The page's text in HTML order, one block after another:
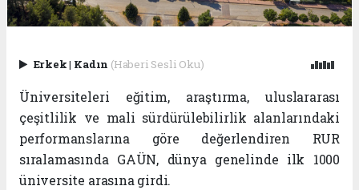
Erkek| Kadın (Haberi Sesli Oku)
Üniversiteleri eğitim, araştırma, uluslararası
çeşitlilik ve mali sürdürülebilirlik alanlarındaki
performanslarına göre değerlendiren RUR
sıralamasında GAÜN, dünya genelinde ilk 1000
üniversite arasına girdi.